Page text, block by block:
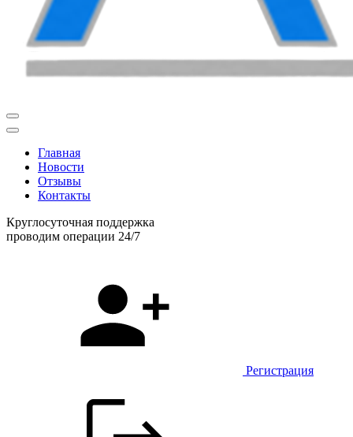
Главная
Новости
Отзывы
Контакты
Круглосуточная поддержка
проводим операции 24/7
Регистрация